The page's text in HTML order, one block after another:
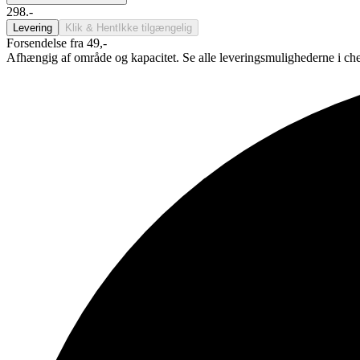
298.-
Levering Klik & Hent Ikke tilgængelig
Forsendelse fra 49,-
Afhængig af område og kapacitet. Se alle leveringsmulighederne i